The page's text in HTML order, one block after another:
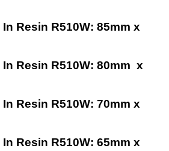
Resin R510W: 85mm x
Resin R510W: 80mm x
Resin R510W: 70mm x
Resin R510W: 65mm x